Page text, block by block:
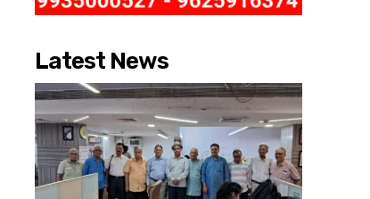
Latest News